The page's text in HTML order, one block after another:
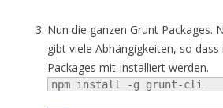
Nun die ganzen Grunt Packages.
gibt viele Abhängigkeiten, so dass
Packages mit-installiert werden.
npm install -g grunt-cli